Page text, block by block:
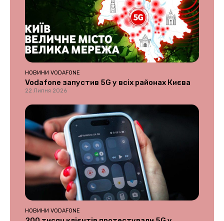
НОВИНИ VODAFONE
Vodafone запустив 5G у всіх районах Києва
22 Липня 2026
НОВИНИ VODAFONE